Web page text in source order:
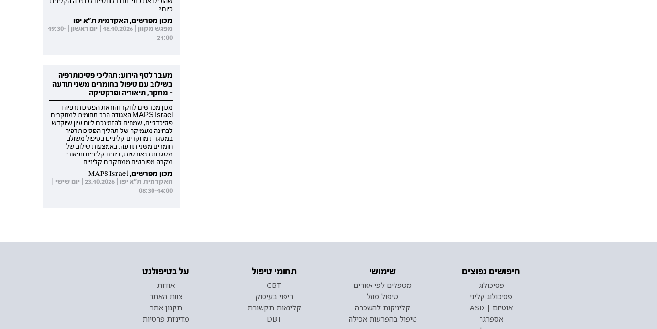
כיום?
מכון מפרשים, האקדמית ת"א יפו
מפגש מקוון | 18.10.2026 | יום ראשון | 19:30-
21:00
מעבר לסף הידוע: תהליכי פסיכותרפיה
בשילוב עם טיפול בחומרים משני תודעה
- מחקר, תיאוריה ופרקטיקה
מכון מפרשים לחקר והוראת הפסיכותרפיה ו-
MAPS Israel האגודה הרב תחומית למחקרים
פסיכדליים, שמחים להזמינכם ליום עיון שיוקדש
לבחינה מעמיקה של תהליך הפסיכותרפיה
במסגרת מחקרים קליניים בטיפול משולב
חומרים משני תודעה, באמצעות שילוב של
מסגרות תיאורטיות, דיונים קליניים ותיאורי
מקרה מפורטים ממחקרים קליניים.
מכון מפרשים, MAPS Israel
האקדמית ת"א יפו | 23.10.2026 | יום שישי |
08:30-14:00
חיפושים נפוצים
פסיכולוג
פסיכולוג קליני
אוטיזם | ASD
אספרגר
שימושי
מטפלים לפי אזורים
טיפול מוזל
קליניקות להשכרה
טיפול בהפרעות אכילה
תחומי טיפול
CBT
ריפוי בעיסוק
קלינאות תקשורת
DBT
על בטיפולנט
אודות
צוות האתר
תקנון אתר
מדיניות פרטיות